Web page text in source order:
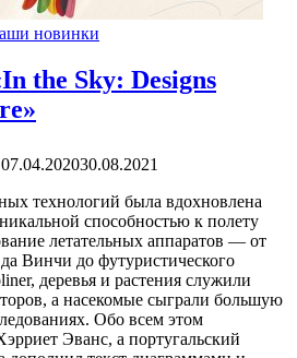
новинки
the Sky: Designs
07.04.202030.08.2021
технологий была вдохновлена
способностью к полету
летательных аппаратов — от
Винчи до футуристического
деревья и растения служили
а насекомые сыграли большую
Обо всем этом
Эванс, а португальский